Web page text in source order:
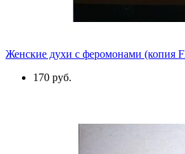
Женские духи с феромонами (копия
170 руб.